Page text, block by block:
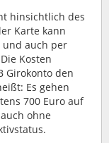
hinsichtlich des
Karte kann
und auch per
Kosten
Girokonto den
Es gehen
700 Euro auf
ohne